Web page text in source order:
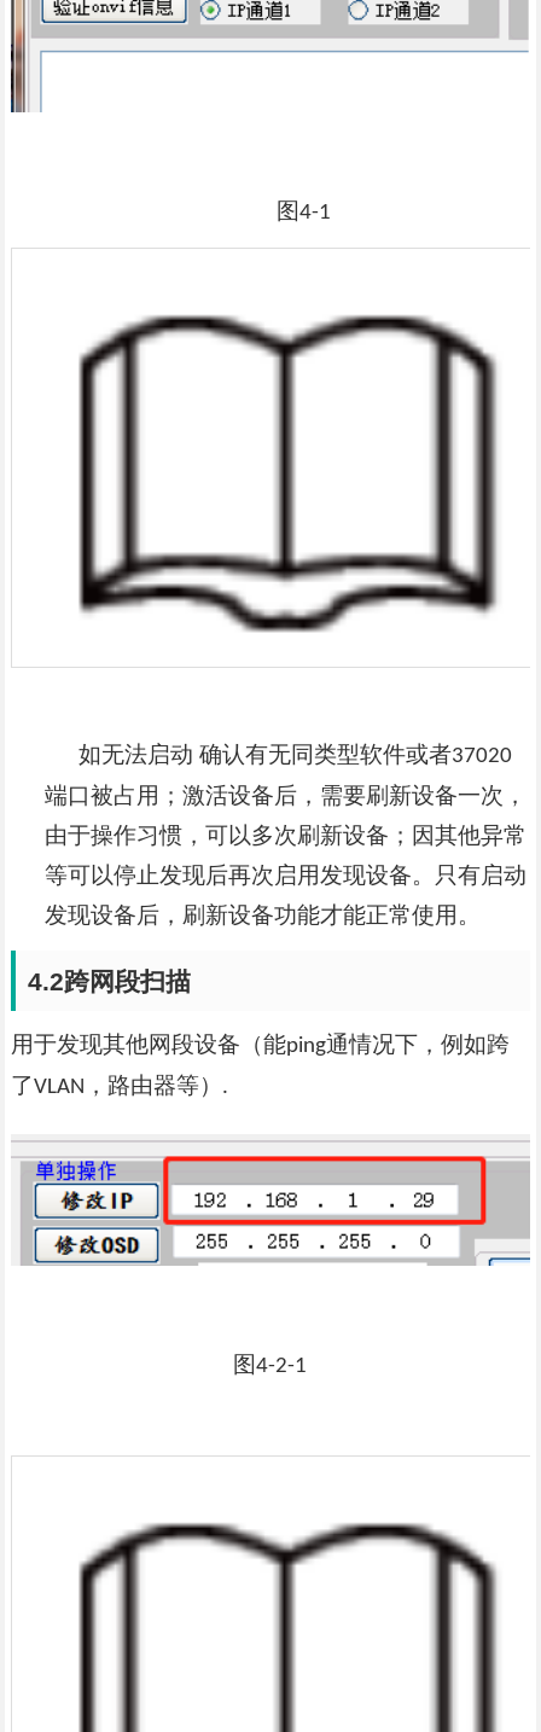
图4-1
如无法启动 确认有无同类型软件或者37020
端口被占用；激活设备后，需要刷新设备一次，
由于操作习惯，可以多次刷新设备；因其他异常
等可以停止发现后再次启用发现设备。只有启动
发现设备后，刷新设备功能才能正常使用。
4.2跨网段扫描
用于发现其他网段设备（能ping通情况下，例如跨
了VLAN ，路由器等） .
图4-2-1